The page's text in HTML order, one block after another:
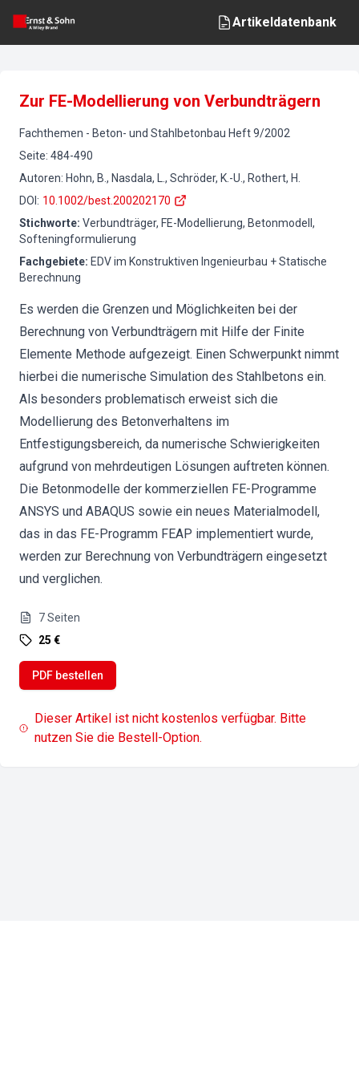
Artikeldatenbank
Zur FE-Modellierung von Verbundträgern
Fachthemen - Beton- und Stahlbetonbau Heft9/2002
Seite: 484-490
Autoren: Hohn, B., Nasdala, L., Schröder, K.-U., Rothert, H.
DOI : 10.1002/best.200202170
Stichworte: Verbundträger, FE-Modellierung, Betonmodell,
Softeningformulierung
Fachgebiete: EDV im Konstruktiven Ingenieurbau + Statische
Berechnung
Es werden die Grenzen und Möglichkeiten bei der
Berechnung von Verbundträgern mit Hilfe der Finite
Elemente Methode aufgezeigt. Einen Schwerpunkt nimmt
hierbei die numerische Simulation des Stahlbetons ein.
Als besonders problematisch erweist sich die
Modellierung des Betonverhaltens im
Entfestigungsbereich, da numerische Schwierigkeiten
aufgrund von mehrdeutigen Lösungen auftreten können.
Die Betonmodelle der kommerziellen FE-Programme
ANSYS und ABAQUS sowie ein neues Materialmodell,
das in das FE-Programm FEAP implementiert wurde,
werden zur Berechnung von Verbundträgern eingesetzt
und verglichen.
7Seiten
25 €
PDF bestellen
Dieser Artikel ist nicht kostenlos verfügbar. Bitte
nutzen Sie die Bestell-Option.